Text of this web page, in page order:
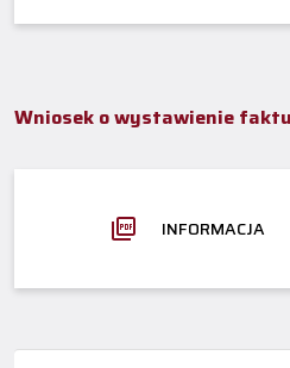
Wniosek o wystawienie
INFORMACJA